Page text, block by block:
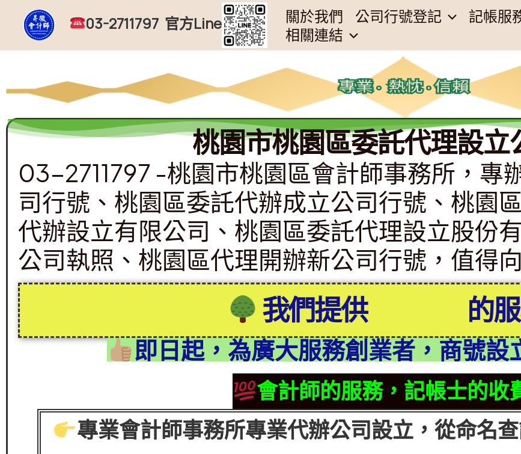
容
03-2711797 官方Line 關於我們 公司行號登記 記帳服
相關連結
桃園市桃園區委託代理設立
03-2711797 -桃園市桃園區會計師事務所，專
司行號、桃園區委託代辦成立公司行號、桃園
代辦設立有限公司、桃園區委託代理設立股份
公司執照、桃園區代理開辦新公司行號，值得
我們提供 的
即日起，為廣大服務創業者，商號設
會計師的服務，記帳士的收
專業會計師事務所專業代辦公司設立，從命名